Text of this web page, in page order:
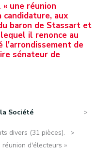
une réunion
aux
baron de Stassart et
il renonce au
l'arrondissement de
sénateur de
Société
divers (31 pièces).
d'électeurs »